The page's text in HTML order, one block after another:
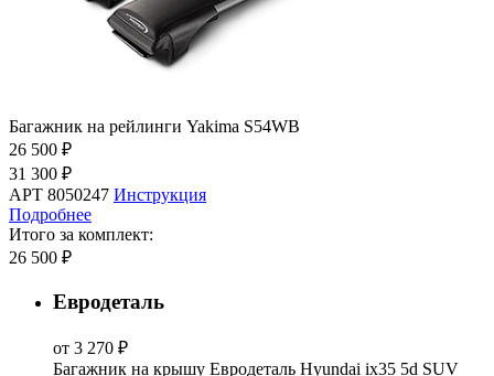
Багажник на рейлинги Yakima S54WB
26 500 ₽
31 300 ₽
АРТ 8050247 Инструкция
Подробнее
Итого за комплект:
26 500 ₽
Евродеталь
от 3 270 ₽
Багажник на крышу Евродеталь Hyundai ix35 5d SUV